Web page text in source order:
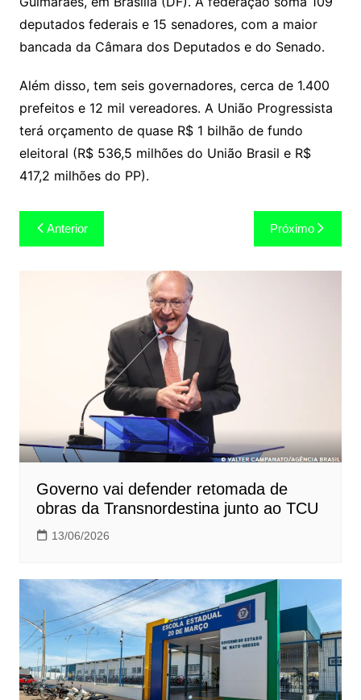
deputados federais e 15 senadores, com a maior
bancada da Câmara dos Deputados e do Senado.
Além disso, tem seis governadores, cerca de 1.400
prefeitos e 12 mil vereadores. A União Progressista
terá orçamento de quase R$ 1 bilhão de fundo
eleitoral (R$ 536,5 milhões do União Brasil e R$
417,2 milhões do PP).
Navegação
de
Post
Anterior Próximo
Governo vai defender retomada de
obras da Transnordestina junto ao TCU
13/06/2026